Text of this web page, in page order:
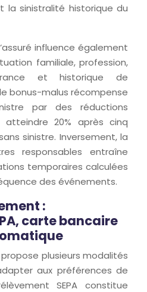
la sinistralité historique du
influence également
familiale, profession,
et historique de
bonus-malus récompense
par des réductions
atteindre 20% après cinq
sinistre. Inversement, la
responsables entraîne
temporaires calculées
des événements.
:
carte bancaire
plusieurs modalités
aux préférences de
SEPA constitue